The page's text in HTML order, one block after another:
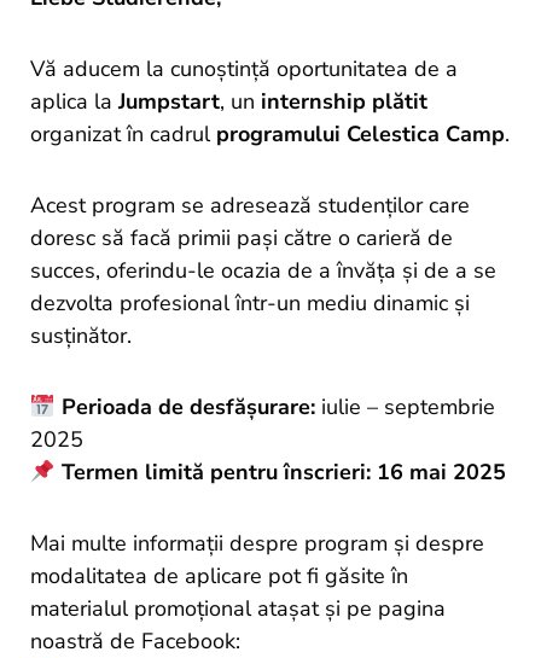
Vă aducem la cunoștință oportunitatea de a
aplica laJumpstart, un internship plătit
organizat în cadrul programului Celestica Camp.
Acest program se adresează studenților care
doresc să facă primii pași către o carieră de
succes, oferindu-le ocazia de a învăța și de a se
dezvolta profesional într-un mediu dinamic și
susținător.
Perioada de desfășurare:iulie – septembrie
2025
Termen limită pentru înscrieri: 16 mai 2025
Mai multe informații despre program și despre
modalitatea de aplicare pot fi găsite în
materialul promoțional atașat și pe pagina
noastră de Facebook: